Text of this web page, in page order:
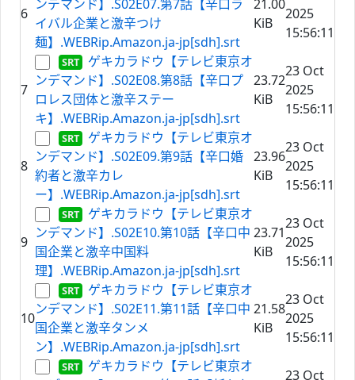
6
ンデマンド】.S02E07.第7話【辛口ラ
イバル企業と激辛つけ
麺】.WEBRip.Amazon.ja-jp[sdh].srt
21.00
KiB
2025
15:56:11
7
ゲキカラドウ【テレビ東京オ
ンデマンド】.S02E08.第8話【辛口プ
ロレス団体と激辛ステー
キ】.WEBRip.Amazon.ja-jp[sdh].srt
23.72
KiB
23 Oct
2025
15:56:11
8
ゲキカラドウ【テレビ東京オ
ンデマンド】.S02E09.第9話【辛口婚
約者と激辛カレ
ー】.WEBRip.Amazon.ja-jp[sdh].srt
23.96
KiB
23 Oct
2025
15:56:11
9
ゲキカラドウ【テレビ東京オ
ンデマンド】.S02E10.第10話【辛口中
国企業と激辛中国料
理】.WEBRip.Amazon.ja-jp[sdh].srt
23.71
KiB
23 Oct
2025
15:56:11
10
ゲキカラドウ【テレビ東京オ
ンデマンド】.S02E11.第11話【辛口中
国企業と激辛タンメ
ン】.WEBRip.Amazon.ja-jp[sdh].srt
21.58
KiB
23 Oct
2025
15:56:11
ゲキカラドウ【テレビ東京オ
23 Oct